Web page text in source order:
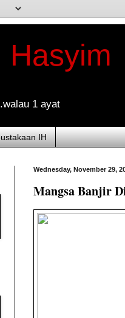
Hasyim
1 ayat
IH
Wednesday, November 29,
Mangsa Banjir